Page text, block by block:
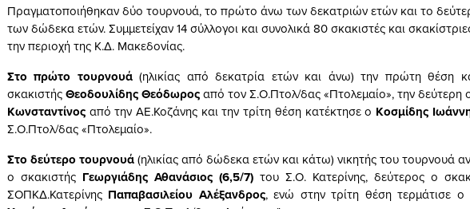
Πραγματοποιήθηκαν δύο τουρνουά, το πρώτο άνω των δεκατριών ετών και το
των δώδεκα ετών. Συμμετείχαν 14 σύλλογοι και συνολικά 80 σκακιστές και
την περιοχή της Κ.Δ. Μακεδονίας.
Στο πρώτο τουρνουά(ηλικίας από δεκατρία ετών και άνω) την πρώτη θέση
σκακιστήςΘεοδουλίδης Θεόδωροςαπό τον Σ.Ο.Πτολ/δας «Πτολεμαίο», την δεύτερη
Κωνσταντίνος από την ΑΕ.Κοζάνης και την τρίτη θέση κατέκτησε ο Κοσμίδης
Σ.Ο.Πτολ/δας «Πτολεμαίο».
Στο δεύτερο τουρνουά(ηλικίας από δώδεκα ετών και κάτω) νικητής του τουρνουά
ο σκακιστής Γεωργιάδης Αθανάσιος (6,5/7) του Σ.Ο. Κατερίνης, δεύτερος ο
ΣΟΠΚΔ.Κατερίνης Παπαβασιλείου Αλέξανδρος, ενώ στην τρίτη θέση τερμάτισε ο